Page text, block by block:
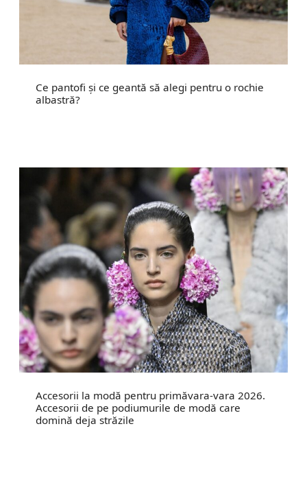
Ce pantofi și ce geantă să alegi pentru o rochie
albastră?
Accesorii la modă pentru primăvara-vara 2026.
Accesorii de pe podiumurile de modă care
domină deja străzile